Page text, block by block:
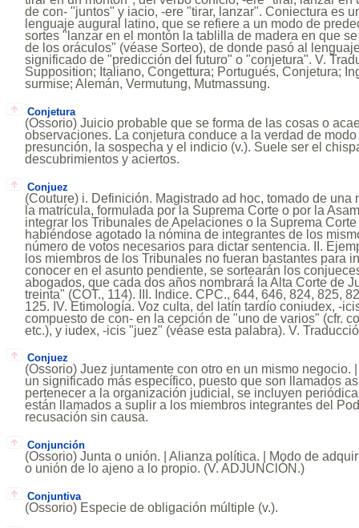
de con- "juntos" y iacio, -ere "tirar, lanzar". Coniectura es
lenguaje augural latino, que se refiere a un modo de
sortes "lanzar en el montón la tablilla de madera en que
de los oráculos" (véase Sorteo), de donde pasó al
significado de "predicción del futuro" o "conjetura". V.
Supposition; Italiano, Congettura; Portugués, Conjetura;
surmise; Alemán, Vermutung, Mutmassung.
Conjetura
(Ossorio) Juicio probable que se forma de las cosas o
observaciones. La conjetura conduce a la verdad de
presunción, la sospecha y el indicio (v.). Suele ser el
descubrimientos y aciertos.
Conjuez
(Couture) i. Definición. Magistrado ad hoc, tomado de una
la matrícula, formulada por la Suprema Corte o por la
integrar los Tribunales de Apelaciones o la Suprema
habiéndose agotado la nómina de integrantes de los
número de votos necesarios para dictar sentencia. II.
los miembros de los Tribunales no fueran bastantes para
conocer en el asunto pendiente, se sortearán los
abogados, que cada dos años nombrará la Alta Corte de
treinta" (COT., 114). III. Indice. CPC., 644, 646, 824, 825,
125. IV. Etimología. Voz culta, del latín tardío coniudex, -
compuesto de con- en la cepción de "uno de varios" (cfr.
etc.), y iudex, -icis "juez" (véase esta palabra). V.
Conjuez
(Ossorio) Juez juntamente con otro en un mismo negocio.
un significado más específico, puesto que son llamados
pertenecer a la organización judicial, se incluyen
están llamados a suplir a los miembros integrantes del
recusación sin causa.
Conjunción
(Ossorio) Junta o unión. | Alianza política. | Modo de
o unión de lo ajeno a lo propio. (V. ADJUNClÓN.)
Conjuntiva
(Ossorio) Especie de obligación múltiple (v.).